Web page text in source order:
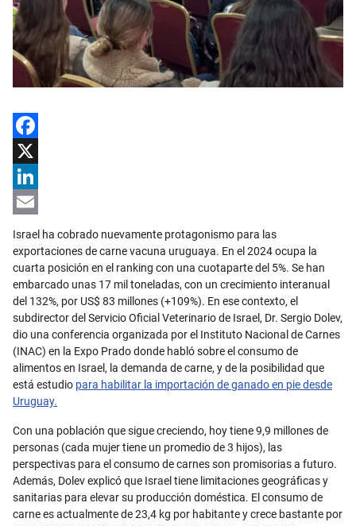
Facebook
X
LinkedIn
Email
Israel ha cobrado nuevamente protagonismo para las
exportaciones de carne vacuna uruguaya. En el 2024 ocupa la
cuarta posición en el ranking con una cuotaparte del 5%. Se han
embarcado unas 17 mil toneladas, con un crecimiento interanual
del 132%, por US$ 83 millones (+109%). En ese contexto, el
subdirector del Servicio Oficial Veterinario de Israel, Dr. Sergio Dolev,
dio una conferencia organizada por el Instituto Nacional de Carnes
(INAC) en la Expo Prado donde habló sobre el consumo de
alimentos en Israel, la demanda de carne, y de la posibilidad que
está estudio para habilitar la importación de ganado en pie desde
Uruguay.
Con una población que sigue creciendo, hoy tiene 9,9 millones de
personas (cada mujer tiene un promedio de 3 hijos), las
perspectivas para el consumo de carnes son promisorias a futuro.
Además, Dolev explicó que Israel tiene limitaciones geográficas y
sanitarias para elevar su producción doméstica. El consumo de
carne es actualmente de 23,4 kg por habitante y crece bastante por